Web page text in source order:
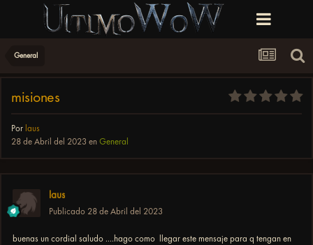
General
misiones
Por laus
28 de Abril del 2023 en General
laus
Publicado 28 de Abril del 2023
buenas un cordial saludo ....hago como llegar este mensaje para q tengan en